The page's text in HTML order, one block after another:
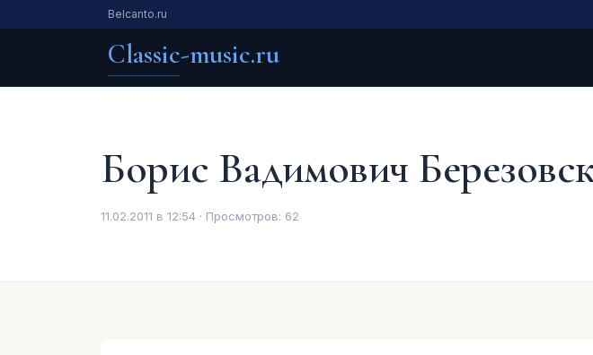
Belcanto.ru
Classic-music.ru
Борис Вадимович
11.02.2011 в 12:54 · Просмотров: 62